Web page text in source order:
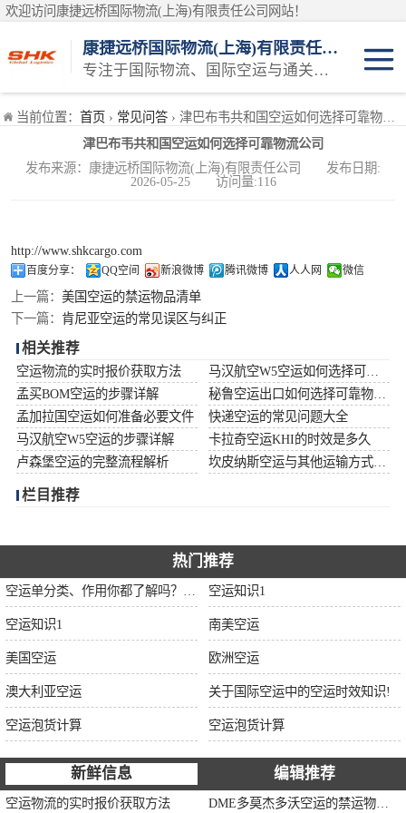
欢迎访问康捷远桥国际物流(上海)有限责任公司网站！
康捷远桥国际物流(上海)有限责任公司
专注于国际物流、国际空运与通关一体化一站式物流服务商
当前位置： 首页 › 常见问答 › 津巴布韦共和国空运如何选择可靠物流公司
津巴布韦共和国空运如何选择可靠物流公司
发布来源：康捷远桥国际物流(上海)有限责任公司 发布日期:
2026-05-25 访问量:116
http://www.shkcargo.com
百度分享： QQ空间 新浪微博 腾讯微博 人人网 微信
上一篇： 美国空运的禁运物品清单
下一篇： 肯尼亚空运的常见误区与纠正
相关推荐
空运物流的实时报价获取方法
孟买BOM空运的步骤详解
孟加拉国空运如何准备必要文件
快递空运的常见问题大全
马汉航空W5空运的步骤详解
卡拉奇空运KHI的时效是多久
卢森堡空运的完整流程解析
栏目推荐
热门推荐
空运知识1
空运知识1 南美空运
美国空运 欧洲空运
澳大利亚空运 关于国际空运中的空运时效知识!
空运泡货计算 空运泡货计算
新鲜信息 编辑推荐
空运物流的实时报价获取方法
日本空运
韩国空运
印度空运
巴基斯坦空运
澳大利亚空运
俄罗斯空运
加拿大空运
伊朗空运
中东空运
非洲空运
南美空运